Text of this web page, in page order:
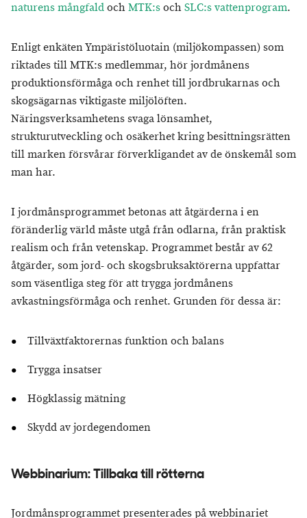
naturens mångfaldochMTK:sochSLC:s vattenprogram.
Enligt enkäten Ympäristöluotain (miljökompassen) som
riktades till MTK:s medlemmar, hör jordmånens
produktionsförmåga och renhet till jordbrukarnas och
skogsägarnas viktigaste miljölöften.
Näringsverksamhetens svaga lönsamhet,
strukturutveckling och osäkerhet kring besittningsrätten
till marken försvårar förverkligandet av de önskemål som
man har.
I jordmånsprogrammet betonas att åtgärderna i en
föränderlig värld måste utgå från odlarna, från praktisk
realism och från vetenskap. Programmet består av 62
åtgärder, som jord- och skogsbruksaktörerna uppfattar
som väsentliga steg för att trygga jordmånens
avkastningsförmåga och renhet. Grunden för dessa är:
Tillväxtfaktorernas funktion och balans
Trygga insatser
Högklassig mätning
Skydd av jordegendomen
Webbinarium: Tillbaka till rötterna
Jordmånsprogrammet presenterades på webbinariet